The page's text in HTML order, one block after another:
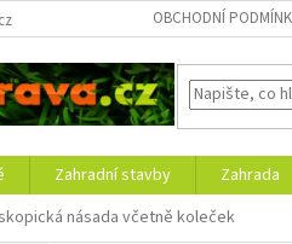
OBCHODNÍ
Zahradní stavby Zahrada
násada včetně koleček